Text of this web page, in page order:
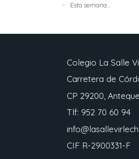
Esta semana…
Colegio La Salle
Carretera de
CP 29200,
Tlf: 952 70 60 94
CIF R-2900331-F